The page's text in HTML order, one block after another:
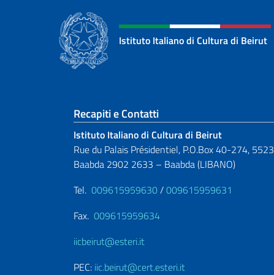
Istituto Italiano di Cultura di Beirut
Sezione footer
Recapiti e Contatti
Istituto Italiano di Cultura di Beirut
Rue du Palais Présidentiel, P.O.Box 40-274, 5523
Baabda 2902 2633 – Baabda (LIBANO)
Tel. 009615959630/009615959631
Fax. 009615959634
iicbeirut@esteri.it
PEC: iic.beirut@cert.esteri.it